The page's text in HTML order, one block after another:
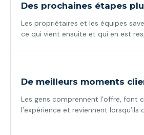
Des prochaines étapes
Les propriétaires et les équipes
ce qui vient ensuite et qui en est
De meilleurs moments
Les gens comprennent l’offre, font
l’expérience et reviennent lorsqu’ils